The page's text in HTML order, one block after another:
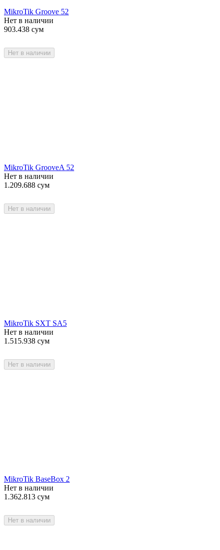
MikroTik Groove 52
Нет в наличии
903.438 сум
Нет в наличии
MikroTik GrooveA 52
Нет в наличии
1.209.688 сум
Нет в наличии
MikroTik SXT SA5
Нет в наличии
1.515.938 сум
Нет в наличии
MikroTik BaseBox 2
Нет в наличии
1.362.813 сум
Нет в наличии